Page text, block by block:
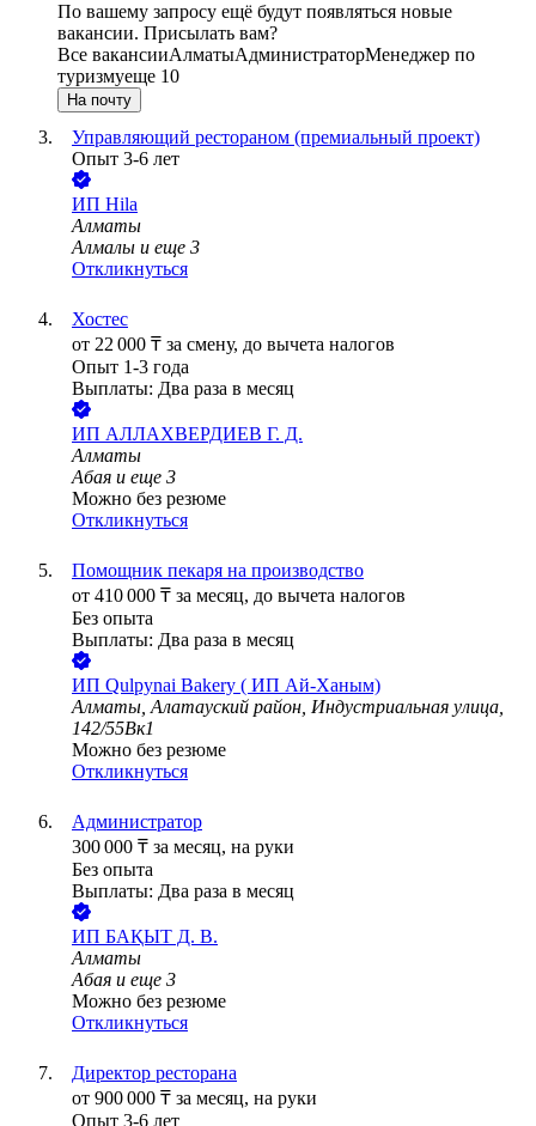
По вашему запросу ещё будут появляться новые
вакансии. Присылать вам?
Все вакансииАлматыАдминистраторМенеджер по
туризмуеще 10
На почту
Управляющий рестораном (премиальный проект)
Опыт 3-6 лет
ИП Hila
Алматы
Алмалы и еще 3
Откликнуться
Хостес
от 22 000 ₸ за смену, до вычета налогов
Опыт 1-3 года
Выплаты: Два раза в месяц
ИП АЛЛАХВЕРДИЕВ Г. Д.
Алматы
Абая и еще 3
Можно без резюме
Откликнуться
Помощник пекаря на производство
от 410 000 ₸ за месяц, до вычета налогов
Без опыта
Выплаты: Два раза в месяц
ИП Qulpynai Bakery ( ИП Ай-Ханым)
Алматы, Алатауский район, Индустриальная улица,
142/55Вк1
Можно без резюме
Откликнуться
Администратор
300 000 ₸ за месяц, на руки
Без опыта
Выплаты: Два раза в месяц
ИП БАҚЫТ Д. В.
Алматы
Абая и еще 3
Можно без резюме
Откликнуться
Директор ресторана
от 900 000 ₸ за месяц, на руки
Опыт 3-6 лет